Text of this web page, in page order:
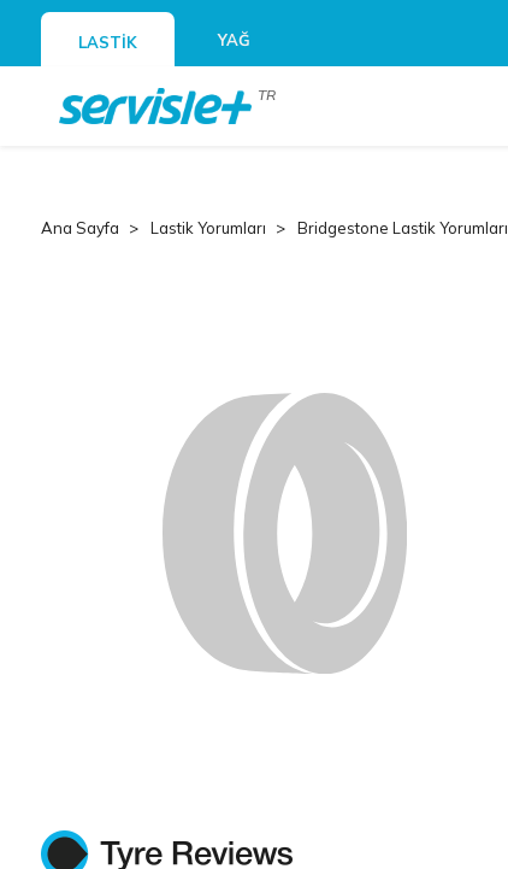
LASTİK YAĞ
TR
Ana Sayfa Lastik Yorumları Bridgestone Lastik Yorumları